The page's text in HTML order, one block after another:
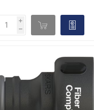
i
h d 